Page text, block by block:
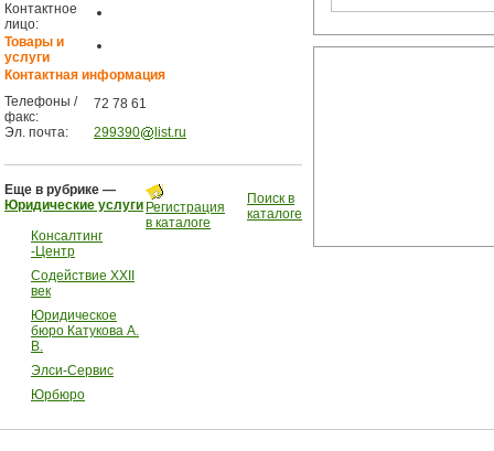
Контактное
лицо:
Товары и
услуги
Контактная информация
Телефоны /
факс:
72 78 61
Эл. почта:
299390 list.ru
Еще в рубрике —
Юридические услуги
Консалтинг
-Центр
Содействие XXII
век
Юридическое
бюро Катукова А.
В.
Элси-Сервис
Юрбюро
Регистрация
в каталоге
Поиск в
каталоге